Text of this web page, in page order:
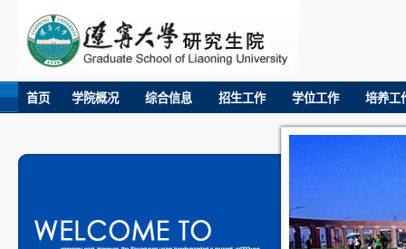
首页 学院概况 综合信息 招生工作 学位工作 培养工